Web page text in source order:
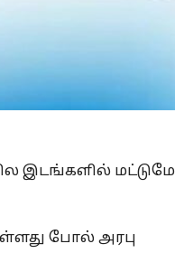
இடங்களில் மட்டுமே
போல் அரபு